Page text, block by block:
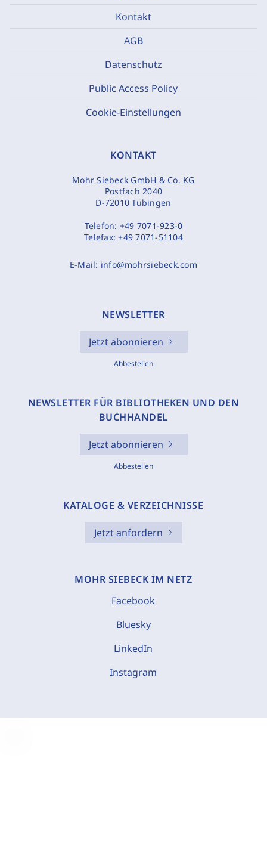
Kontakt
AGB
Datenschutz
Public Access Policy
Cookie-Einstellungen
KONTAKT
Mohr Siebeck GmbH & Co. KG
Postfach 2040
D-72010 Tübingen
Telefon: +49 7071-923-0
Telefax:+49 7071-51104
E-Mail: info@mohrsiebeck.com
NEWSLETTER
Jetzt abonnieren
Abbestellen
NEWSLETTER FÜR BIBLIOTHEKEN UND DEN
BUCHHANDEL
Jetzt abonnieren
Abbestellen
KATALOGE & VERZEICHNISSE
Jetzt anfordern
MOHR SIEBECK IM NETZ
Facebook
Bluesky
LinkedIn
Instagram